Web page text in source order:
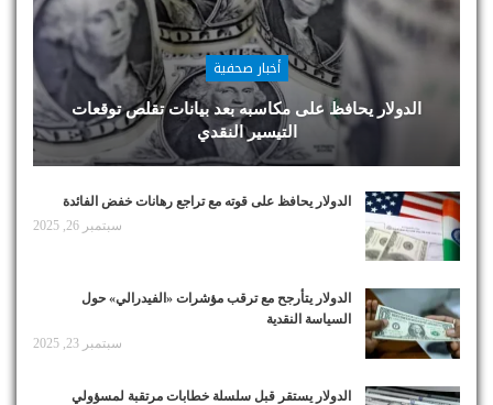
أخبار صحفية
الدولار يحافظ على مكاسبه بعد بيانات تقلص توقعات
التيسير النقدي
الدولار يحافظ على قوته مع تراجع رهانات خفض الفائدة
سبتمبر 26, 2025
الدولار يتأرجح مع ترقب مؤشرات «الفيدرالي» حول
السياسة النقدية
سبتمبر 23, 2025
الدولار يستقر قبل سلسلة خطابات مرتقبة لمسؤولي